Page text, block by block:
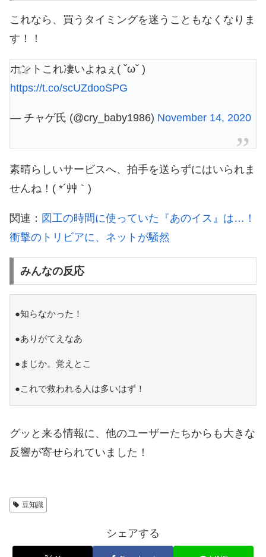
これなら、買うタイミングを迷うこともなくなりま
す！！
ホントこれ凄いよねぇ( ˇωˇ )
https://t.co/scUZdooSPG
— チャゲ氏 (@cry_baby1986) November 14, 2020
素晴らしいサービスへ、拍手を送らずにはいられま
せんね！( *´艸｀)
関連： 図工の時間に使っていた『あのイス』は…！
衝撃のトリビアに、ネットが騒然
みんなの反応
●知らなかった！
●ありがてえなあ
●まじか。覚えとこ
●これで救われる人は多いはず！
グッと来る情報に、他のユーザーたちからも大きな
反響が寄せられていました！
豆知識
シェアする